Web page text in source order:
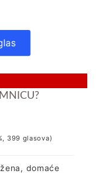
399 glasova)
domaće